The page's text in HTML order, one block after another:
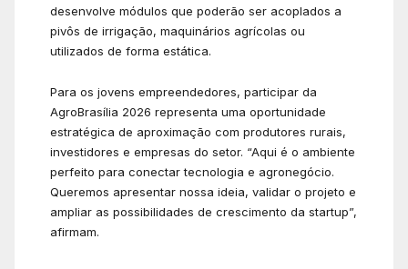
desenvolve módulos que poderão ser acoplados a
pivôs de irrigação, maquinários agrícolas ou
utilizados de forma estática.
Para os jovens empreendedores, participar da
AgroBrasília 2026 representa uma oportunidade
estratégica de aproximação com produtores rurais,
investidores e empresas do setor. “Aqui é o ambiente
perfeito para conectar tecnologia e agronegócio.
Queremos apresentar nossa ideia, validar o projeto e
ampliar as possibilidades de crescimento da startup”,
afirmam.